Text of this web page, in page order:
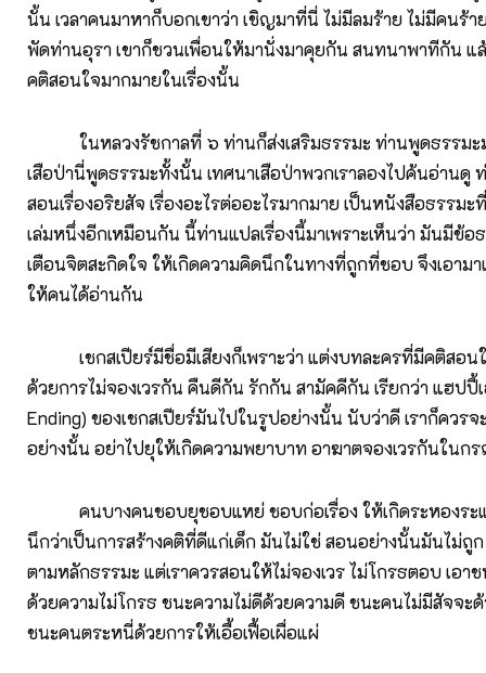
นั้น เวลาคนมาหาก็บอกเขาว่า เชิญมาที่นี่ ไม่มีลมร้าย ไม่มีคนร้
พัดท่านอุรา เขาก็ชวนเพื่อนให้มานั่งมาคุยกัน สนทนาพาทีกัน แล้
คติสอนใจมากมายในเรื่องนั้น
ในหลวงรัชกาลที่ ๖ ท่านก็ส่งเสริมธรรมะ ท่านพูดธรรมะม
เสือป่านี่พูดธรรมะทั้งนั้น เทศนาเสือป่าพวกเราลองไปค้นอ่านดู
สอนเรื่องอริยสัจ เรื่องอะไรต่ออะไรมากมาย เป็นหนังสือธรรม
เล่มหนึ่งอีกเหมือนกัน นี้ท่านแปลเรื่องนี้มาเพราะเห็นว่า มันมีข้อ
เตือนจิตสะกิดใจ ให้เกิดความคิดนึกในทางที่ถูกที่ชอบ จึงเอาม
ให้คนได้อ่านกัน
เชกสเปียร์มีชื่อมีเสียงก็เพราะว่า แต่งบทละครที่มีคติสอน
ด้วยการไม่จองเวรกัน คืนดีกัน รักกัน สามัคคีกัน เรียกว่า แฮปปี้
Ending) ของเชกสเปียร์มันไปในรูปอย่างนั้น นับว่าดี เราก็ควร
อย่างนั้น อย่าไปยุให้เกิดความพยาบาท อาฆาตจองเวรกันในก
คนบางคนชอบยุชอบแหย่ ชอบก่อเรื่อง ให้เกิดระหองระ
นึกว่าเป็นการสร้างคติที่ดีแก่เด็ก มันไม่ใช่ สอนอย่างนั้นมันไม่ถู
ตามหลักธรรมะ แต่เราควรสอนให้ไม่จองเวร ไม่โกรธตอบ เอา
ด้วยความไม่โกรธ ชนะความไม่ดีด้วยความดี ชนะคนไม่มีสัจจะ
ชนะคนตระหนี่ด้วยการให้เอื้อเฟื้อเผื่อแผ่